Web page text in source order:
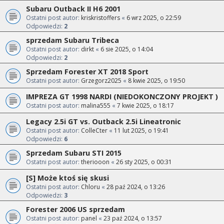
Subaru Outback II H6 2001
Ostatni post autor: kriskristoffers « 6 wrz 2025, o 22:59
Odpowiedzi: 2
sprzedam Subaru Tribeca
Ostatni post autor: dirkt « 6 sie 2025, o 14:04
Odpowiedzi: 2
Sprzedam Forester XT 2018 Sport
Ostatni post autor: Grzegorz2025 « 8 kwie 2025, o 19:50
IMPREZA GT 1998 NARDI (NIEDOKONCZONY PROJEKT )
Ostatni post autor: malina555 « 7 kwie 2025, o 18:17
Legacy 2.5i GT vs. Outback 2.5i Lineatronic
Ostatni post autor: ColleCter « 11 lut 2025, o 19:41
Odpowiedzi: 6
Sprzedam Subaru STI 2015
Ostatni post autor: theriooon « 26 sty 2025, o 00:31
[S] Może ktoś się skusi
Ostatni post autor: Chloru « 28 paź 2024, o 13:26
Odpowiedzi: 3
Forester 2006 US sprzedam
Ostatni post autor: panel « 23 paź 2024, o 13:57